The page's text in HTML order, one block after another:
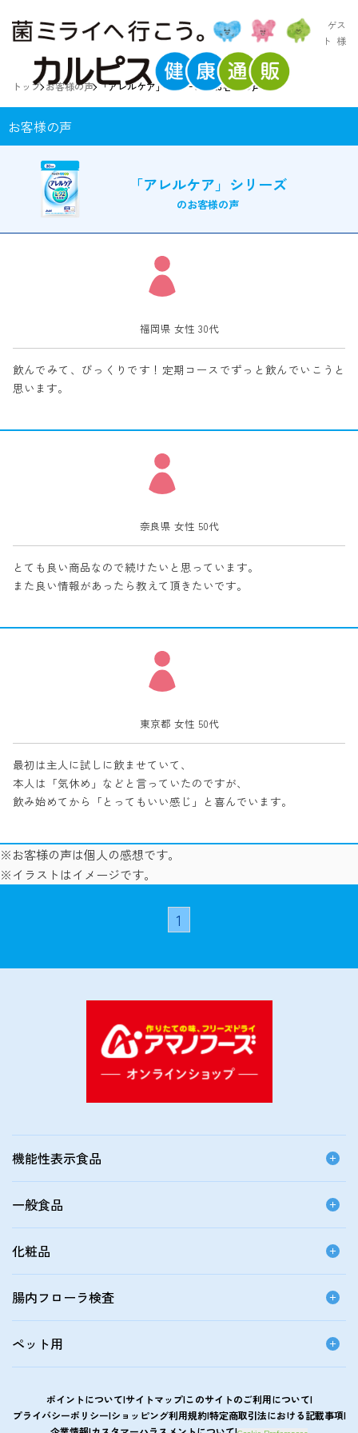
ゲス
ト 様
トップ お客様の声 「アレルケア」シリーズのお客様の声
お客様の声
「アレルケア」シリーズ
のお客様の声
福岡県 女性 30代
飲んでみて、びっくりです！定期コースでずっと飲んでいこうと
思います。
奈良県 女性 50代
とても良い商品なので続けたいと思っています。
また良い情報があったら教えて頂きたいです。
東京都 女性 50代
最初は主人に試しに飲ませていて、
本人は「気休め」などと言っていたのですが、
飲み始めてから「とってもいい感じ」と喜んでいます。
※お客様の声は個人の感想です。
※イラストはイメージです。
1
機能性表示食品
一般食品
化粧品
腸内フローラ検査
ペット用
ポイントについて サイトマップこのサイトのご利用について
プライバシーポリシー ショッピング利用規約特定商取引法における記載事項